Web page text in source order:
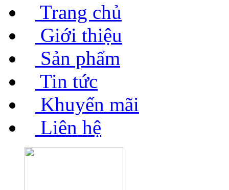
Trang chủ
Giới thiệu
Sản phẩm
Tin tức
Khuyến mãi
Liên hệ